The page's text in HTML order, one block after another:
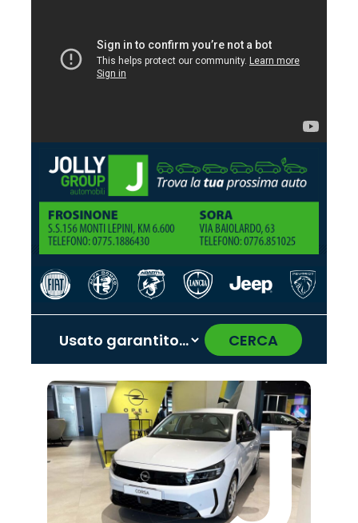
CERCA
Promo
Fiat
Promo
Lancia
Promo
Seat
Promo
Land
Rover
Promo
Opel
Promo
Peugeot
Promo
Abarth
Promo
Jeep
Promo
Cupra
Promo
Hyundai
Promo
Citroën
Promo
Omoda
Promo
Alfa
Romeo
Promo
Jaecoo
Promo
Mazda
‹ ›